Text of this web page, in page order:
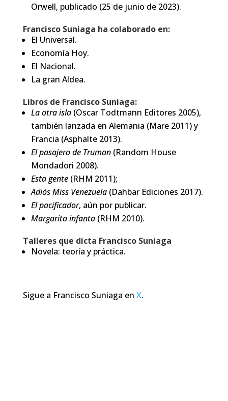
Orwell, publicado (25 de junio de 2023).
Francisco Suniaga ha colaborado en:
El Universal.
Economía Hoy.
El Nacional.
La gran Aldea.
Libros de Francisco Suniaga:
La otra isla(Oscar Todtmann Editores 2005),
también lanzada en Alemania (Mare 2011) y
Francia (Asphalte 2013).
El pasajero de Truman(Random House
Mondadori 2008).
Esta gente(RHM 2011);
Adiós Miss Venezuela(Dahbar Ediciones 2017).
El pacificador, aún por publicar.
Margarita infanta(RHM 2010).
Talleres que dicta Francisco Suniaga
Novela: teoría y práctica.
Sigue a Francisco Suniaga en X.